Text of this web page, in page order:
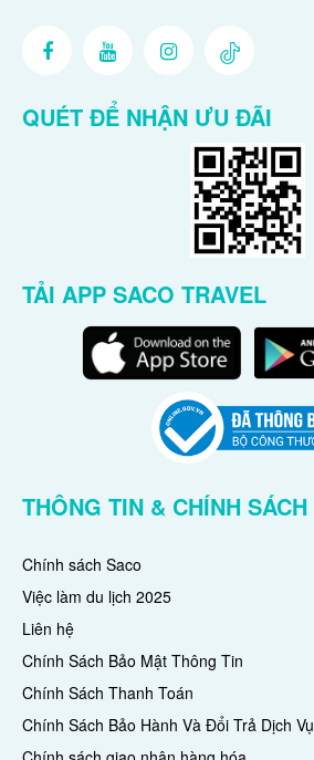
QUÉT ĐỂ NHẬN ƯU ĐÃI
TẢI APP SACO TRAVEL
THÔNG TIN & CHÍNH SÁCH
Chính sách Saco
Việc làm du lịch 2025
Liên hệ
Chính Sách Bảo Mật Thông Tin
Chính Sách Thanh Toán
Chính Sách Bảo Hành Và Đổi Trả Dịch Vụ